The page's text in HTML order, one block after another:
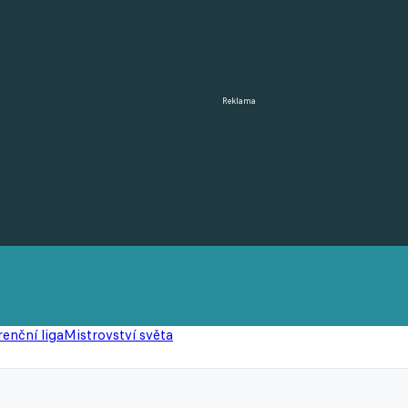
Reklama
ligaMistrovství světa